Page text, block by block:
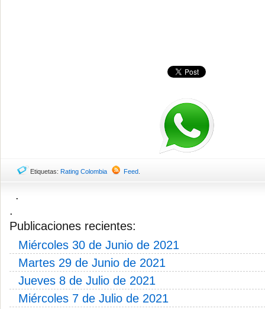
Etiquetas: Rating Colombia Feed
.
.
Publicaciones recientes:
Miércoles 30 de Junio de 2021
Martes 29 de Junio de 2021
Jueves 8 de Julio de 2021
Miércoles 7 de Julio de 2021